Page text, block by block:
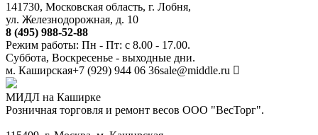
141730, Московская область, г. Лобня,
ул. Железнодорожная, д. 10
8 (495) 988-52-88
Режим работы: Пн - Пт: с 8.00 - 17.00.
Суббота, Воскресенье - выходные дни.
м. Каширская+7 (929) 944 06 36sale@middle.ru
МИДЛ на Каширке
Розничная торговля и ремонт весов ООО "ВесТорг".